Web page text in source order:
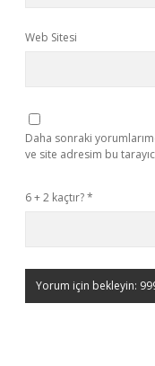
Web Sitesi
Daha sonraki
ve site adresim bu
6 + 2 kaçtır?*